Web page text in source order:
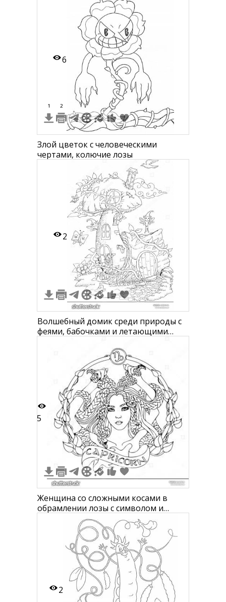
6
1 2
Злой цветок с человеческими
чертами, колючие лозы
2
Волшебный домик среди природы с
феями, бабочками и летающими
5
Женщина со сложными косами в
обрамлении лозы с символом и
надписью "Capricorn"
2